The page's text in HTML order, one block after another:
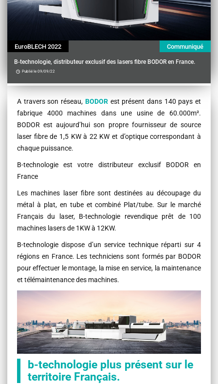
EuroBLECH 2022 Communiqué
B-technologie, distributeur exclusif des lasers fibre BODOR en France.
Publié le 09/09/22
Contenu
A travers son réseau, BODORest présent dans 140 pays et
fabrique 4000 machines dans une usine de 60.000m².
BODOR est aujourd’hui son propre fournisseur de source
laser fibre de 1,5 KW à 22 KW et d’optique correspondant à
chaque puissance.
B-technologie est votre distributeur exclusif BODOR en
France
Les machines laser fibre sont destinées au découpage du
métal à plat, en tube et combiné Plat/tube. Sur le marché
Français du laser, B-technologie revendique prêt de 100
machines lasers de 1KW à 12KW.
B-technologie dispose d’un service technique réparti sur 4
régions en France. Les techniciens sont formés par BODOR
pour effectuer le montage, la mise en service, la maintenance
et télémaintenance des machines.
b-technologie plus présent sur le
territoire Français.